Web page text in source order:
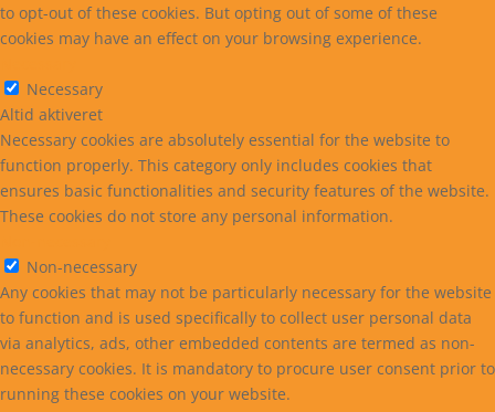
to opt-out of these cookies. But opting out of some of these
cookies may have an effect on your browsing experience.
Necessary
Altid aktiveret
Necessary cookies are absolutely essential for the website to
function properly. This category only includes cookies that
ensures basic functionalities and security features of the website.
These cookies do not store any personal information.
Non-necessary
Any cookies that may not be particularly necessary for the website
to function and is used specifically to collect user personal data
via analytics, ads, other embedded contents are termed as non-
necessary cookies. It is mandatory to procure user consent prior to
running these cookies on your website.